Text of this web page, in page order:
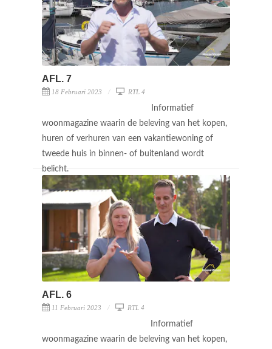
AFL. 7
18 Februari 2023 RTL 4
Informatief
woonmagazine waarin de beleving van het kopen,
huren of verhuren van een vakantiewoning of
tweede huis in binnen- of buitenland wordt
belicht.
AFL. 6
11 Februari 2023 RTL 4
Informatief
woonmagazine waarin de beleving van het kopen,